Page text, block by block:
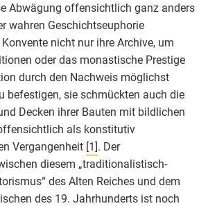
Abwägung offensichtlich ganz anders
wahren Geschichtseuphorie
nicht nur ihre Archive, um
oder das monastische Prestige
durch den Nachweis möglichst
befestigen, sie schmückten auch die
Decken ihrer Bauten mit bildlichen
als konstitutiv
Vergangenheit [1]. Der
diesem „traditionalistisch-
des Alten Reiches und dem
des 19. Jahrhunderts ist noch